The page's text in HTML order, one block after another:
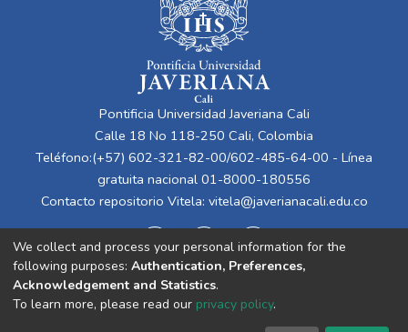
Pontificia Universidad Javeriana Cali
Calle 18 No 118-250 Cali, Colombia
Teléfono:(+57) 602-321-82-00/602-485-64-00 - Línea
gratuita nacional 01-8000-180556
Contacto repositorio Vitela: vitela@javerianacali.edu.co
We collect and process your personal information for the
following purposes: Authentication, Preferences,
Acknowledgement and Statistics.
To learn more, please read our privacy policy.